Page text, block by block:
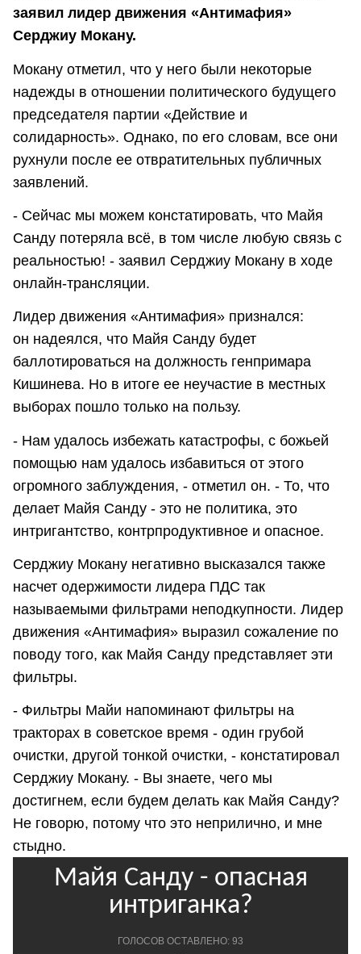
заявил лидер движения «Антимафия»
Серджиу Мокану.
Мокану отметил, что у него были некоторые
надежды в отношении политического будущего
председателя партии «Действие и
солидарность». Однако, по его словам, все они
рухнули после ее отвратительных публичных
заявлений.
- Сейчас мы можем констатировать, что Майя
Санду потеряла всё, в том числе любую связь с
реальностью! - заявил Серджиу Мокану в ходе
онлайн-трансляции.
Лидер движения «Антимафия» признался:
он надеялся, что Майя Санду будет
баллотироваться на должность генпримара
Кишинева. Но в итоге ее неучастие в местных
выборах пошло только на пользу.
- Нам удалось избежать катастрофы, с божьей
помощью нам удалось избавиться от этого
огромного заблуждения, - отметил он. - То, что
делает Майя Санду - это не политика, это
интригантство, контрпродуктивное и опасное.
Серджиу Мокану негативно высказался также
насчет одержимости лидера ПДС так
называемыми фильтрами неподкупности. Лидер
движения «Антимафия» выразил сожаление по
поводу того, как Майя Санду представляет эти
фильтры.
- Фильтры Майи напоминают фильтры на
тракторах в советское время - один грубой
очистки, другой тонкой очистки, - констатировал
Серджиу Мокану. - Вы знаете, чего мы
достигнем, если будем делать как Майя Санду?
Не говорю, потому что это неприлично, и мне
стыдно.